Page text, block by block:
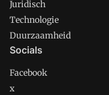
Juridisch
Technologie
Duurzaamheid
Socials
Facebook
x